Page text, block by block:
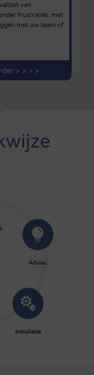
van
frustraties, met
met uw team of
> > > >